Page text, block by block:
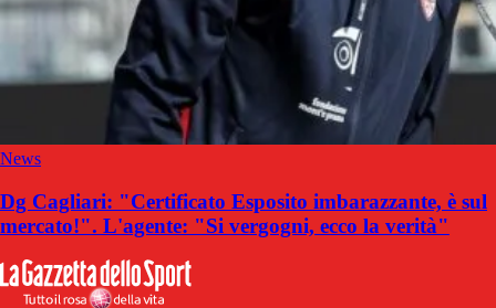
News
Dg Cagliari: "Certificato Esposito imbarazzante, è sul
mercato!". L'agente: "Si vergogni, ecco la verità"